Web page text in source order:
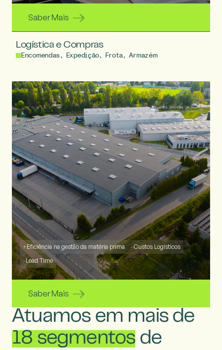
Saber Mais
Logística e Compras
Encomendas, Expedição, Frota, Armazém
+Eficiência na gestão da matéria prima –Custos Logísticos
–Lead Time
Saber Mais
Atuamos em mais de
18 segmentos de